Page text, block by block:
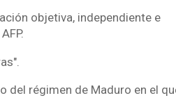
objetiva, independiente e
del régimen de Maduro en el